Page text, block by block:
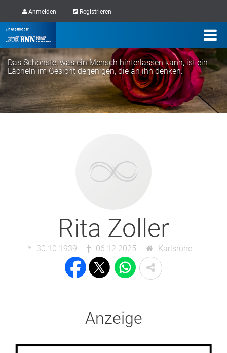
Anmelden Registrieren
Das Schönste, was ein Mensch hinterlassen kann, ist ein
Lächeln im Gesicht derjenigen, die an ihn denken.
Rita Zoller
30.10.1939 06.12.2025 Karlsruhe
Anzeige